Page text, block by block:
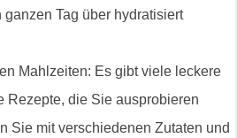
Tag über hydratisiert
Mahlzeiten: Es gibt viele leckere
Rezepte, die Sie ausprobieren
Sie mit verschiedenen Zutaten und